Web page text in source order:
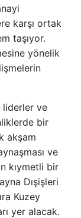
karşı ortak
taşıyor.
yönelik
liderler ve
bir
akşam
ve
kıymetli bir
Dışişleri
Kuzey
yer alacak.